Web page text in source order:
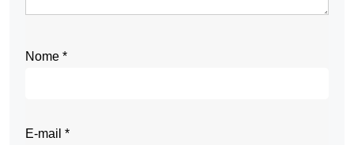
Nome *
E-mail *